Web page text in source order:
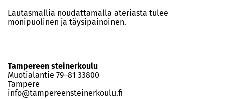
Lautasmallia noudattamalla ateriasta tulee
monipuolinen ja täysipainoinen.
Tampereen steinerkoulu
Muotialantie 79–81 33800
Tampere
info@tampereensteinerkoulu.fi